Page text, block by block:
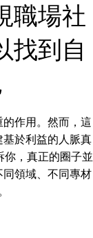
職場社
找到自
作用。然而，這
於利益的人脈真
你，真正的圈子並
領域、不同專材